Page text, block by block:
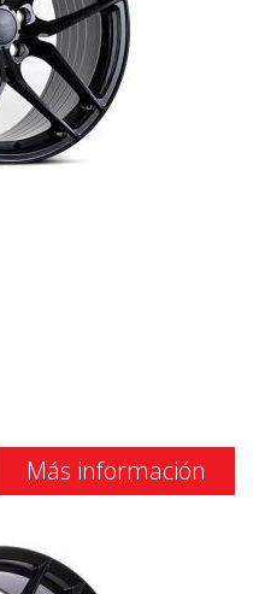
Más información